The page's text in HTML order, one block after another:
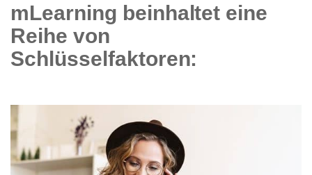
mLearning beinhaltet eine
Reihe von
Schlüsselfaktoren: